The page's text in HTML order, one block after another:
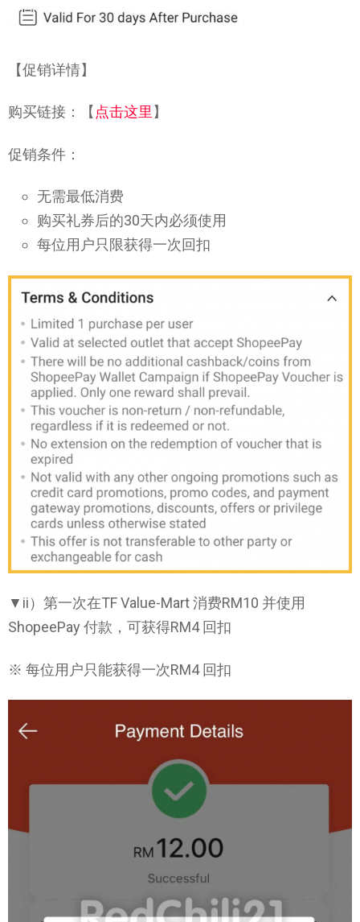
【促销详情】
购买链接：【 点击这里 】
促销条件：
无需最低消费
购买礼券后的30天内必须使用
每位用户只限获得一次回扣
▼ii）第一次在TF Value-Mart 消费RM10 并使用
ShopeePay 付款，可获得RM4 回扣
※ 每位用户只能获得一次RM4 回扣